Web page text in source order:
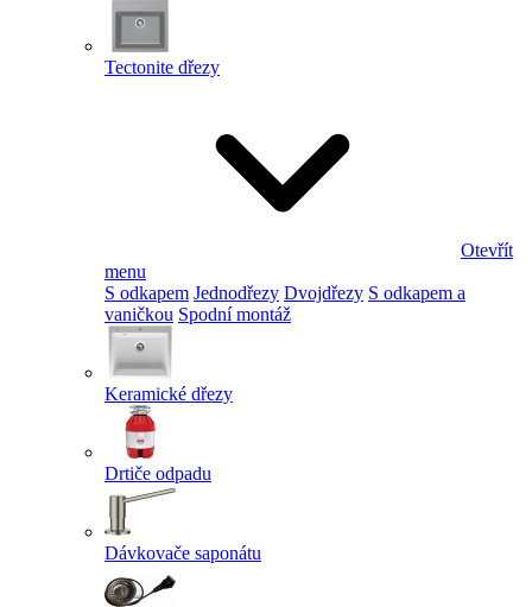
Tectonite dřezy
Otevřít
menu
S odkapem Jednodřezy Dvojdřezy S odkapem a
vaničkou Spodní montáž
Keramické dřezy
Drtiče odpadu
Dávkovače saponátu